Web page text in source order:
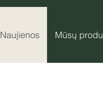
Naujienos Mūsų